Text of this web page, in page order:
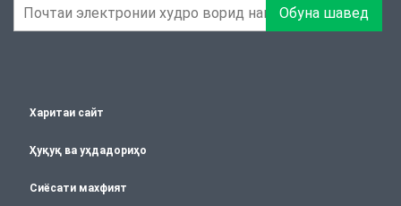
Обуна шавед
Харитаи сайт
Ҳуқуқ ва уҳдадориҳо
Сиёсати махфият